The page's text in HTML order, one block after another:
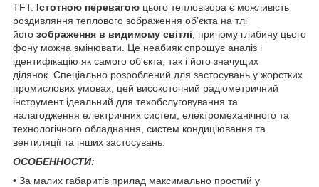
TFT. Істотною перевагою цього тепловізора є можливість
роздивляння теплового зображення об'єкта на тлі
його зображення в видимому світлі , причому глибину цього
фону можна змінювати. Це неабияк спрощує аналіз і
ідентифікацію як самого об'єкта, так і його значущих
ділянок. Спеціально розроблений для застосувань у жорстких
промислових умовах, цей високоточний радіометричний
інструмент ідеальний для техобслуговування та
налагодження електричних систем, електромеханічного та
технологічного обладнання, систем кондиціювання та
вентиляції та інших застосувань.
ОСОБЕННОСТИ:
• За малих габаритів прилад максимально простий у